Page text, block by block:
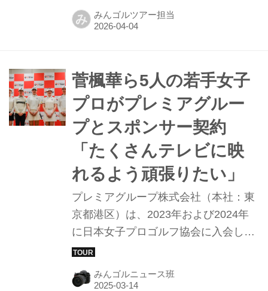
ーでホールアウト。6位タイに浮上し
た。最終日は首位の荒木優奈と仲村果
スタートの女王・佐久間朱莉は吉澤と
同じ4アンダー6位タイに後退した。
み みんゴルツアー担当
菅楓華ら5人の若手女子
プロがプレミアグルー
プとスポンサー契約
「たくさんテレビに映
れるよう頑張りたい」
プレミアグループ株式会社（本社：東
京都港区）は、2023年および2024年
に日本女子プロゴルフ協会に入会した
女子プロゴルファー5選手（菅楓華、
與語優奈、吉澤柚月、青木香奈子、福
田萌維）と、スポンサー契約を締結。
みんゴルニュース班